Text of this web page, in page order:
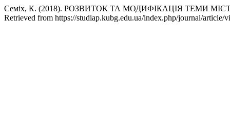
Семіх, К. (2018). РОЗВИТОК ТА МОДИФІКАЦІЯ ТЕМИ
Retrieved from https://studiap.kubg.edu.ua/index.php/journal/article/